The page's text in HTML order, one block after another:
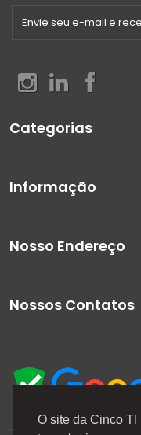
O site da Cinco
Categorias
Informação
Nosso Endereço
Nossos Contatos